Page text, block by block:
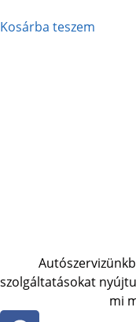
Kosárba teszem
szolgáltatásokat
mi